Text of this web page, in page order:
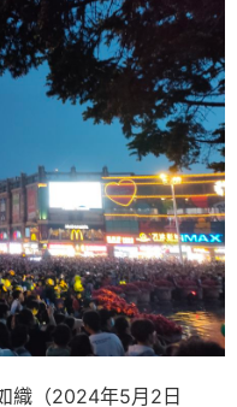
織（2024年5月2日